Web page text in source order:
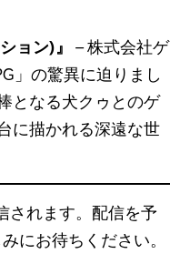
ョン)』
– 株式会社ゲ
」の驚異に迫りまし
となる犬クゥとのゲ
に描かれる深遠な世
されます。配信を予
にお待ちください。